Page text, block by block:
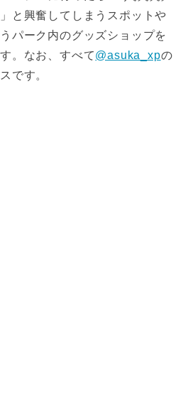
と興奮してしまうスポットや
パーク内のグッズショップを
。なお、すべて@asuka_xpの
です。